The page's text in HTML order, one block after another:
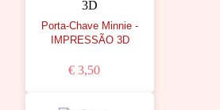
Porta-Chave Minnie -
IMPRESSÃO 3D
€ 3,50